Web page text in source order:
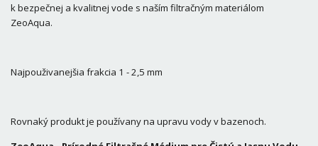
k bezpečnej a kvalitnej vode s naším filtračným materiálom
ZeoAqua.
Najpouživanejšia frakcia 1 - 2,5 mm
Rovnaký produkt je používany na upravu vody v bazenoch.